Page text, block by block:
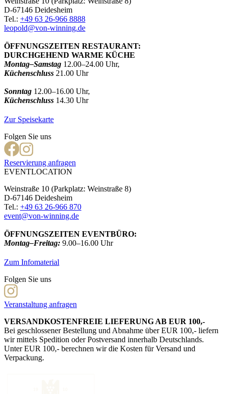
D-67146 Deidesheim
Tel.: +49 63 26-966 8888
leopold@von-winning.de
ÖFFNUNGSZEITEN RESTAURANT:
DURCHGEHEND WARME KÜCHE
Montag–Samstag 12.00–24.00 Uhr,
Küchenschluss 21.00 Uhr
Sonntag 12.00–16.00 Uhr,
Küchenschluss 14.30 Uhr
Zur Speisekarte
Folgen Sie uns
Reservierung anfragen
EVENTLOCATION
Weinstraße 10 (Parkplatz: Weinstraße 8)
D-67146 Deidesheim
Tel.: +49 63 26-966 870
event@von-winning.de
ÖFFNUNGSZEITEN EVENTBÜRO:
Montag–Freitag: 9.00–16.00 Uhr
Zum Infomaterial
Folgen Sie uns
Veranstaltung anfragen
VERSANDKOSTENFREIE LIEFERUNG AB EUR 100,-
Bei geschlossener Bestellung und Abnahme über EUR 100,- liefern
wir mittels Spedition oder Postversand innerhalb Deutschlands.
Unter EUR 100,- berechnen wir die Kosten für Versand und
Verpackung.